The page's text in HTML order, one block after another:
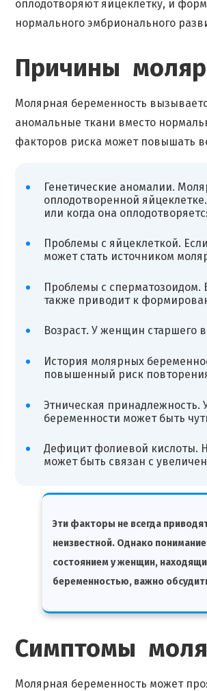
оплодотворяют яйцеклетку, и
нормального эмбрионального
Причины
Молярная беременность
аномальные ткани вместо
факторов риска может повышать
Генетические аномалии.
оплодотворенной
или когда она
Проблемы с яйцеклеткой.
может стать источником
Проблемы с сперматозоидом.
также приводит к
Возраст. У женщин старшего
История молярных
повышенный риск
Этническая принадлежность.
беременности может быть
Дефицит фолиевой кислоты.
может быть связан с
Эти факторы не всегда
неизвестной. Однако
состоянием у женщин,
беременностью, важно
Симптомы
Молярная беременность может